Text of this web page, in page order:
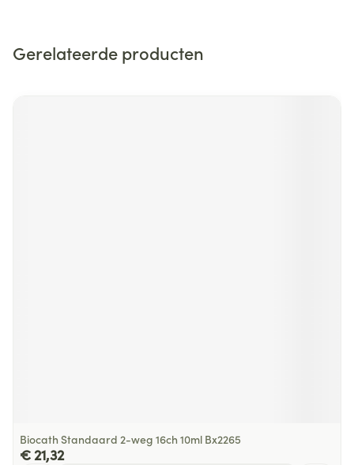
Gerelateerde producten
Biocath Standaard 2-weg 16ch 10ml Bx2265
€ 21,32